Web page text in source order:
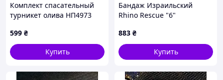
Комплект спасательный
турникет олива НП4973
599 ₴
Купить
Бандаж Израильский
Rhino Rescue "6"
жгут
883 ₴
Купить